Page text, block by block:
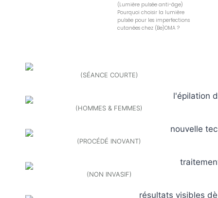
(Lumière pulsée anti-âge)
Pourquoi choisir la lumière
pulsée pour les imperfections
cutanées chez (Be)OMA ?
(SÉANCE COURTE)
(HOMMES & FEMMES)
(PROCÉDÉ INOVANT)
(NON INVASIF)